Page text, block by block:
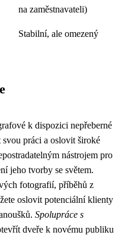
na zaměstnavateli)
Stabilní, ale omezený
k dispozici nepřeberné
práci a oslovit široké
nástrojem pro
jeho tvorby se světem.
fotografií, příběhů z
oslovit potenciální klienty
Spolupráce s
dveře k novému publiku